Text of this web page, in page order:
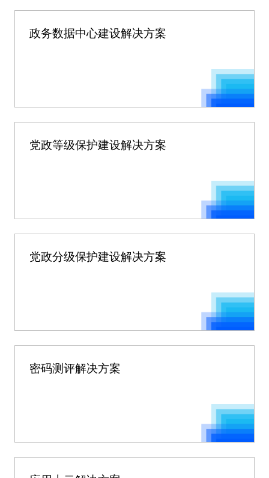
政务数据中心建设解决方案
党政等级保护建设解决方案
党政分级保护建设解决方案
密码测评解决方案